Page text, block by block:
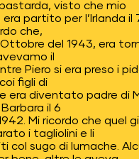
bastarda, visto che mio
era partito per l’Irlanda il
che,
Ottobre del 1943, era
il
Piero si era preso i
figli di
era diventato padre di
il 6
Mi ricordo che quel
i tagliolini e li
col sugo di lumache.